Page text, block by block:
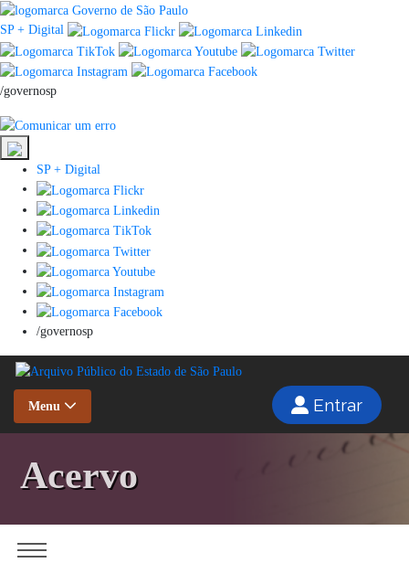
SP + Digital
/governosp
SP + Digital
/governosp
Menu Entrar
Acervo